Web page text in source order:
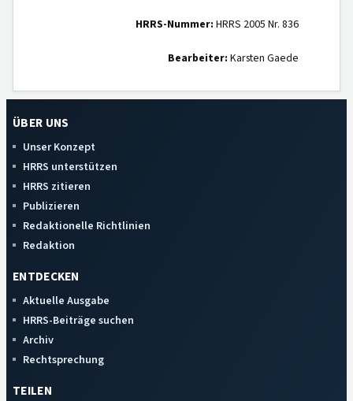
HRRS-Nummer: HRRS 2005 Nr. 836
Bearbeiter: Karsten Gaede
ÜBER UNS
Unser Konzept
HRRS unterstützen
HRRS zitieren
Publizieren
Redaktionelle Richtlinien
Redaktion
ENTDECKEN
Aktuelle Ausgabe
HRRS-Beiträge suchen
Archiv
Rechtsprechung
TEILEN